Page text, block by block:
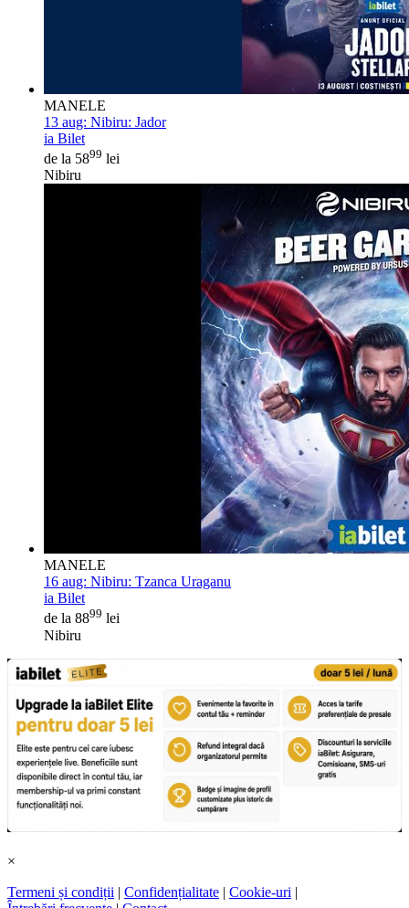
MANELE
13 aug: Nibiru: Jador
ia Bilet
de la 5899 lei
Nibiru
MANELE
16 aug: Nibiru: Tzanca Uraganu
ia Bilet
de la 8899 lei
Nibiru
×
Termeni și condiții | Confidențialitate | Cookie-uri |